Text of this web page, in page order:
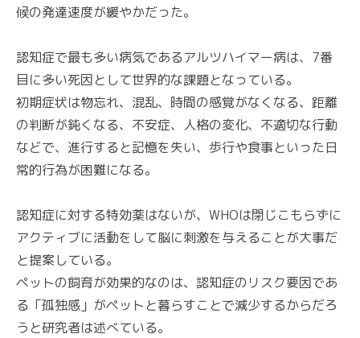
候の発達速度が緩やかだった。
認知症で最も多い病気であるアルツハイマー病は、7番
目に多い死因として世界的な課題となっている。
初期症状は物忘れ、混乱、時間の感覚がなくなる、距離
の判断が鈍くなる、不安症、人格の変化、不適切な行動
などで、進行すると記憶を失い、歩行や食事といった日
常的行為が困難になる。
認知症に対する特効薬はないが、WHOは閉じこもらずに
アクティブに活動をして脳に刺激を与えることが大事だ
と提案している。
ペットの飼育が効果的なのは、認知症のリスク要因であ
る「孤独感」がペットと暮らすことで減少するからだろ
うと研究者は述べている。